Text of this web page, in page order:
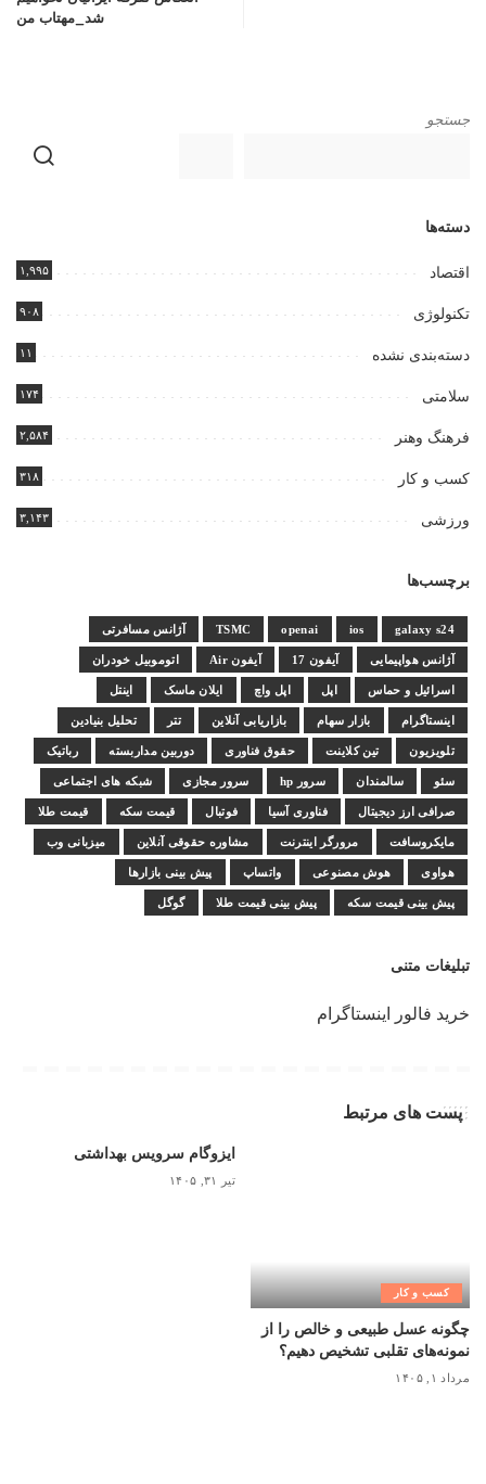
شد_مهتاب من
جستجو
دسته‌ها
اقتصاد ۱,۹۹۵
تکنولوژی ۹۰۸
دسته‌بندی نشده ۱۱
سلامتی ۱۷۴
فرهنگ وهنر ۲,۵۸۴
کسب و کار ۳۱۸
ورزشی ۳,۱۴۳
برچسب‌ها
galaxy s24
ios
openai
TSMC آژانس مسافرتی
آژانس هواپیمایی آیفون 17 آیفون Air اتوموبیل خودران
اسرائیل و حماس اپل اپل واچ ایلان ماسک اینتل
اینستاگرام بازار سهام بازاریابی آنلاین تتر تحلیل بنیادین
تلویزیون تین کلاینت حقوق فناوری دوربین مداربسته رباتیک
سئو سالمندان سرور hp سرور مجازی شبکه های اجتماعی
صرافی ارز دیجیتال فناوری آسیا فوتبال قیمت سکه قیمت طلا
مایکروسافت مرورگر اینترنت مشاوره حقوقی آنلاین میزبانی وب
هواوی هوش مصنوعی واتساپ پیش بینی بازارها
پیش بینی قیمت سکه پیش بینی قیمت طلا گوگل
تبلیغات متنی
خرید فالور اینستاگرام
پست های مرتبط
کسب و کار
چگونه عسل طبیعی و خالص را از
نمونه‌های تقلبی تشخیص دهیم؟
مرداد ۱, ۱۴۰۵
ایزوگام سرویس بهداشتی
تیر ۳۱, ۱۴۰۵